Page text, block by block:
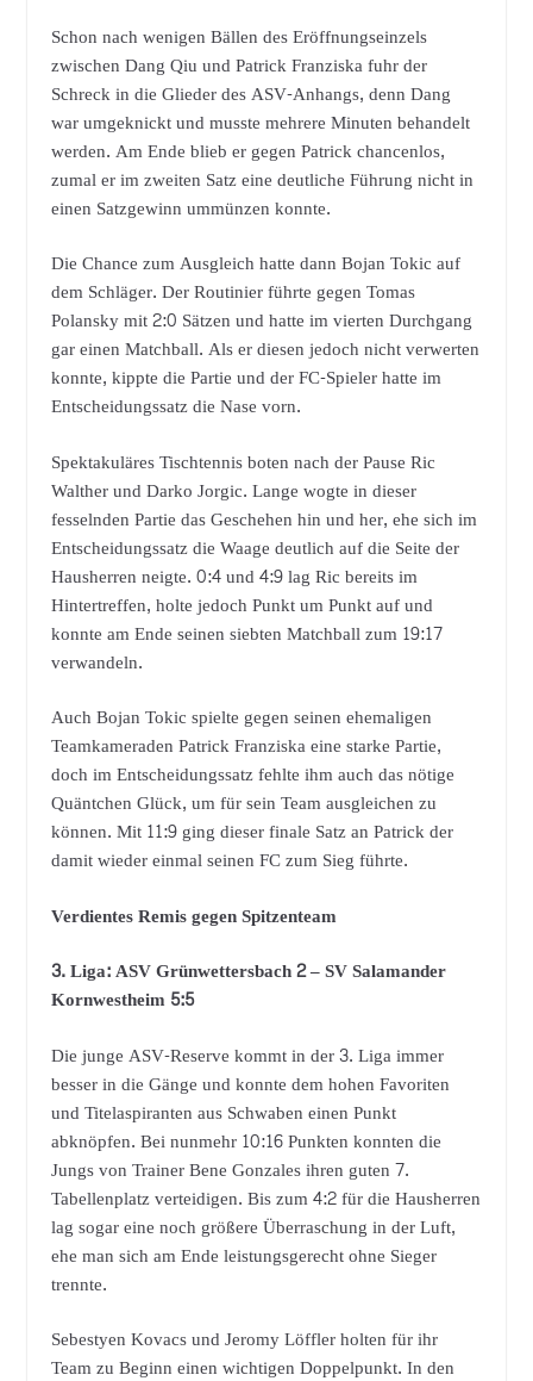
Schon nach wenigen Bällen des Eröffnungseinzels
zwischen Dang Qiu und Patrick Franziska fuhr der
Schreck in die Glieder des ASV-Anhangs, denn Dang
war umgeknickt und musste mehrere Minuten behandelt
werden. Am Ende blieb er gegen Patrick chancenlos,
zumal er im zweiten Satz eine deutliche Führung nicht in
einen Satzgewinn ummünzen konnte.
Die Chance zum Ausgleich hatte dann Bojan Tokic auf
dem Schläger. Der Routinier führte gegen Tomas
Polansky mit 2:0 Sätzen und hatte im vierten Durchgang
gar einen Matchball. Als er diesen jedoch nicht verwerten
konnte, kippte die Partie und der FC-Spieler hatte im
Entscheidungssatz die Nase vorn.
Spektakuläres Tischtennis boten nach der Pause Ric
Walther und Darko Jorgic. Lange wogte in dieser
fesselnden Partie das Geschehen hin und her, ehe sich im
Entscheidungssatz die Waage deutlich auf die Seite der
Hausherren neigte. 0:4 und 4:9 lag Ric bereits im
Hintertreffen, holte jedoch Punkt um Punkt auf und
konnte am Ende seinen siebten Matchball zum 19:17
verwandeln.
Auch Bojan Tokic spielte gegen seinen ehemaligen
Teamkameraden Patrick Franziska eine starke Partie,
doch im Entscheidungssatz fehlte ihm auch das nötige
Quäntchen Glück, um für sein Team ausgleichen zu
können. Mit 11:9 ging dieser finale Satz an Patrick der
damit wieder einmal seinen FC zum Sieg führte.
Verdientes Remis gegen Spitzenteam
3. Liga:ASV Grünwettersbach 2 – SV Salamander
Kornwestheim 5:5
Die junge ASV-Reserve kommt in der 3. Liga immer
besser in die Gänge und konnte dem hohen Favoriten
und Titelaspiranten aus Schwaben einen Punkt
abknöpfen. Bei nunmehr 10:16 Punkten konnten die
Jungs von Trainer Bene Gonzales ihren guten 7.
Tabellenplatz verteidigen. Bis zum 4:2 für die Hausherren
lag sogar eine noch größere Überraschung in der Luft,
ehe man sich am Ende leistungsgerecht ohne Sieger
trennte.
Sebestyen Kovacs und Jeromy Löffler holten für ihr
Team zu Beginn einen wichtigen Doppelpunkt. In den